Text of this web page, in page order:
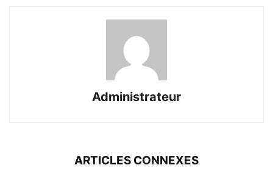
Administrateur
ARTICLES CONNEXES